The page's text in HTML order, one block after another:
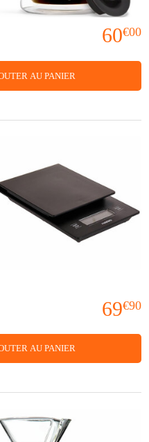
60€00
AU PANIER
69€90
AU PANIER